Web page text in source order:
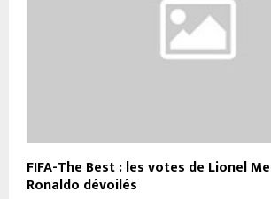
FIFA-The Best : les votes de Lionel
Ronaldo dévoilés